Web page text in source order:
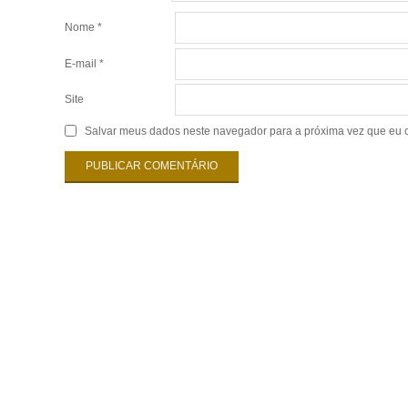
Nome *
E-mail *
Site
Salvar meus dados neste navegador para a próxima vez que eu